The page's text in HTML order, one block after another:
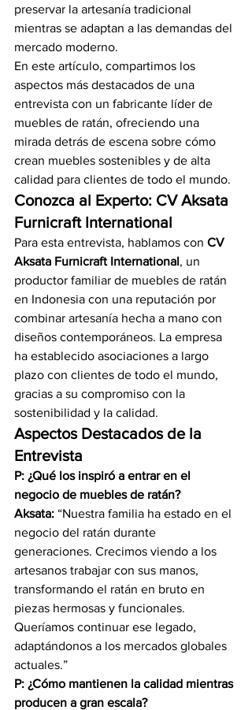
preservar la artesanía tradicional
mientras se adaptan a las demandas del
mercado moderno.
En este artículo, compartimos los
aspectos más destacados de una
entrevista con un fabricante líder de
muebles de ratán, ofreciendo una
mirada detrás de escena sobre cómo
crean muebles sostenibles y de alta
calidad para clientes de todo el mundo.
Conozca al Experto: CV Aksata
Furnicraft International
Para esta entrevista, hablamos con CV
Aksata Furnicraft International, un
productor familiar de muebles de ratán
en Indonesia con una reputación por
combinar artesanía hecha a mano con
diseños contemporáneos. La empresa
ha establecido asociaciones a largo
plazo con clientes de todo el mundo,
gracias a su compromiso con la
sostenibilidad y la calidad.
Aspectos Destacados de la
Entrevista
P: ¿Qué los inspiró a entrar en el
negocio de muebles de ratán?
Aksata: “Nuestra familia ha estado en el
negocio del ratán durante
generaciones. Crecimos viendo a los
artesanos trabajar con sus manos,
transformando el ratán en bruto en
piezas hermosas y funcionales.
Queríamos continuar ese legado,
adaptándonos a los mercados globales
actuales.”
P: ¿Cómo mantienen la calidad mientras
producen a gran escala?